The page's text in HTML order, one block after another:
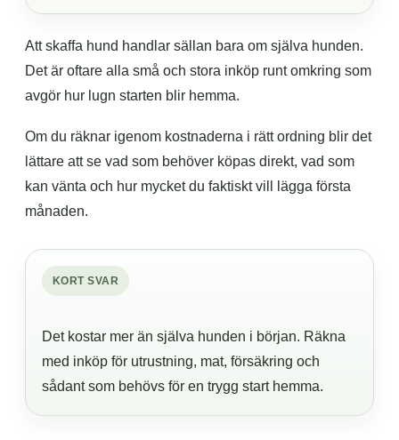
Att skaffa hund handlar sällan bara om själva hunden.
Det är oftare alla små och stora inköp runt omkring som
avgör hur lugn starten blir hemma.
Om du räknar igenom kostnaderna i rätt ordning blir det
lättare att se vad som behöver köpas direkt, vad som
kan vänta och hur mycket du faktiskt vill lägga första
månaden.
KORT SVAR
Det kostar mer än själva hunden i början. Räkna
med inköp för utrustning, mat, försäkring och
sådant som behövs för en trygg start hemma.